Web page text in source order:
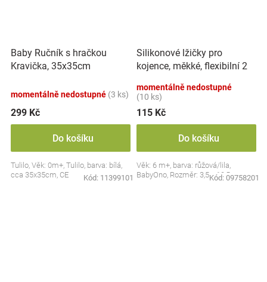
Baby Ručník s hračkou
Kravička, 35x35cm
momentálně nedostupné (3 ks)
299 Kč
Do košíku
Tulilo, Věk: 0m+, Tulilo, barva: bílá,
cca 35x35cm, CE
Kód: 11399101
Silikonové lžičky pro
kojence, měkké, flexibilní 2
momentálně nedostupné
(10 ks)
115 Kč
Do košíku
Věk: 6 m+, barva: růžová/lila,
BabyOno, Rozměr: 3,5 x 10,5 cm
Kód: 09758201